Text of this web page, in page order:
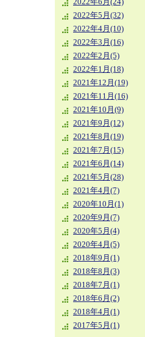
2022年6月(24)
2022年5月(32)
2022年4月(10)
2022年3月(16)
2022年2月(5)
2022年1月(18)
2021年12月(19)
2021年11月(16)
2021年10月(9)
2021年9月(12)
2021年8月(19)
2021年7月(15)
2021年6月(14)
2021年5月(28)
2021年4月(7)
2020年10月(1)
2020年9月(7)
2020年5月(4)
2020年4月(5)
2018年9月(1)
2018年8月(3)
2018年7月(1)
2018年6月(2)
2018年4月(1)
2017年5月(1)